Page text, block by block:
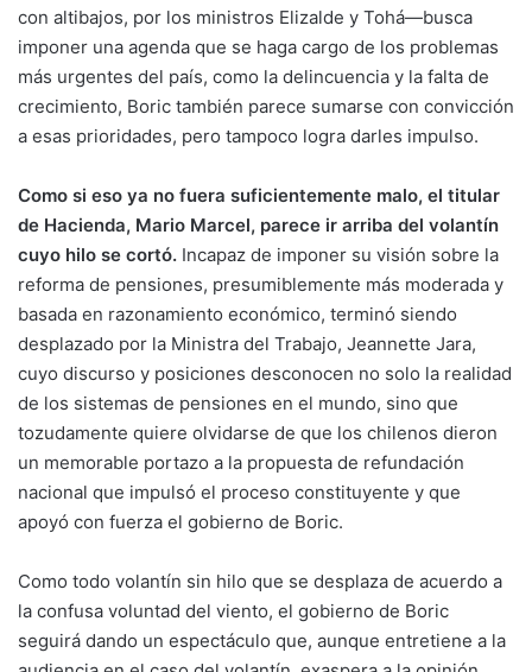
con altibajos, por los ministros Elizalde y Tohá—busca
imponer una agenda que se haga cargo de los problemas
más urgentes del país, como la delincuencia y la falta de
crecimiento, Boric también parece sumarse con convicción
a esas prioridades, pero tampoco logra darles impulso.
Como si eso ya no fuera suficientemente malo, el titular
de Hacienda, Mario Marcel, parece ir arriba del volantín
cuyo hilo se cortó. Incapaz de imponer su visión sobre la
reforma de pensiones, presumiblemente más moderada y
basada en razonamiento económico, terminó siendo
desplazado por la Ministra del Trabajo, Jeannette Jara,
cuyo discurso y posiciones desconocen no solo la realidad
de los sistemas de pensiones en el mundo, sino que
tozudamente quiere olvidarse de que los chilenos dieron
un memorable portazo a la propuesta de refundación
nacional que impulsó el proceso constituyente y que
apoyó con fuerza el gobierno de Boric.
Como todo volantín sin hilo que se desplaza de acuerdo a
la confusa voluntad del viento, el gobierno de Boric
seguirá dando un espectáculo que, aunque entretiene a la